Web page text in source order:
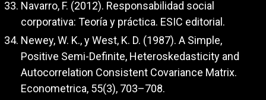
Navarro, F. (2012). Responsabilidad social
corporativa: Teoría y práctica. ESIC editorial.
Newey, W. K., y West, K. D. (1987). A Simple,
Positive Semi-Definite, Heteroskedasticity and
Autocorrelation Consistent Covariance Matrix.
Econometrica, 55(3), 703–708.